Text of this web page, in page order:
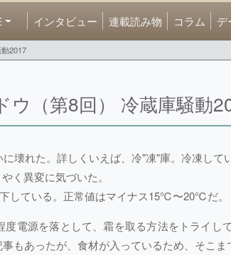
インタビュー 連載読み物 コラム デ
2017
ウ（第8回） 冷蔵庫騒動
壊れた。詳しくいえば、冷"凍"庫。冷凍して
く異変に気づいた。
している。正常値はマイナス15℃〜20℃だ。
電源を落として、霜を取る方法をトライし
もあったが、食材が入っているため、そこま